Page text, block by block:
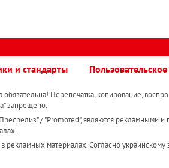
и стандарты
Перепечатка, копирование,
запрещено.
/ "Promoted", являются рекламными и
материалах. Согласно украинскому